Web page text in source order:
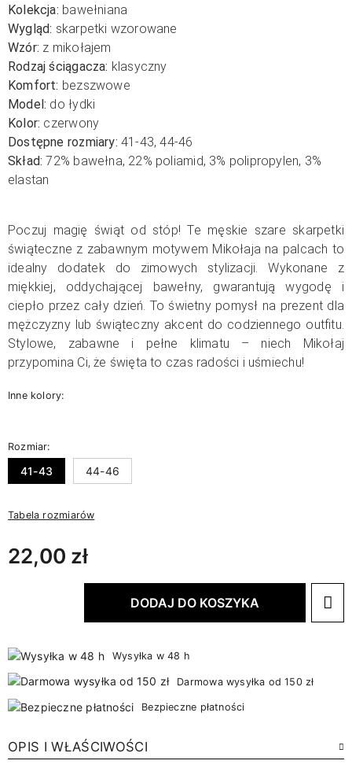
Kolekcja: bawełniana
Wygląd: skarpetki wzorowane
Wzór: z mikołajem
Rodzaj ściągacza: klasyczny
Komfort: bezszwowe
Model: do łydki
Kolor: czerwony
Dostępne rozmiary: 41-43, 44-46
Skład: 72% bawełna, 22% poliamid, 3% polipropylen, 3%
elastan
Poczuj magię świąt od stóp! Te męskie szare skarpetki
świąteczne z zabawnym motywem Mikołaja na palcach to
idealny dodatek do zimowych stylizacji. Wykonane z
miękkiej, oddychającej bawełny, gwarantują wygodę i
ciepło przez cały dzień. To świetny pomysł na prezent dla
mężczyzny lub świąteczny akcent do codziennego outfitu.
Stylowe, zabawne i pełne klimatu – niech Mikołaj
przypomina Ci, że święta to czas radości i uśmiechu!
Inne kolory:
Rozmiar:
41-43 44-46
Tabela rozmiarów
22,00 zł
DODAJ DO KOSZYKA
Wysyłka w 48 h
Darmowa wysyłka od 150 zł
Bezpieczne płatności
OPIS I WŁAŚCIWOŚCI